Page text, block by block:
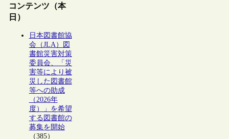
コンテンツ（本
日）
日本図書館協
会（JLA）図
書館災害対策
委員会、「災
害等により被
災した図書館
等への助成
（2026年
度）」を希望
する図書館の
募集を開始
（385）